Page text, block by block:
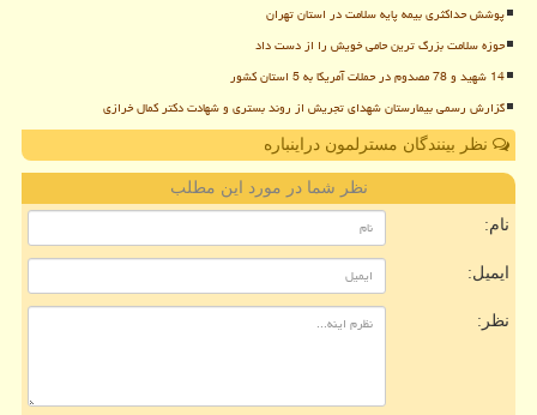
پوشش حداکثری بیمه پایه سلامت در استان تهران
حوزه سلامت بزرگ ترین حامی خویش را از دست داد
14 شهید و 78 مصدوم در حملات آمریکا به 5 استان کشور
گزارش رسمی بیمارستان شهدای تجریش از روند بستری و شهادت دکتر کمال خرازی
نظر بینندگان مسترلمون دراینباره
نظر شما در مورد این مطلب
نام:
ایمیل:
نظر: